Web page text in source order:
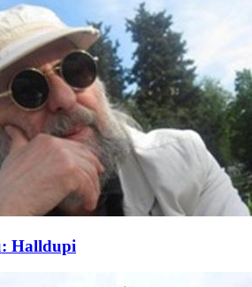
Halldupi